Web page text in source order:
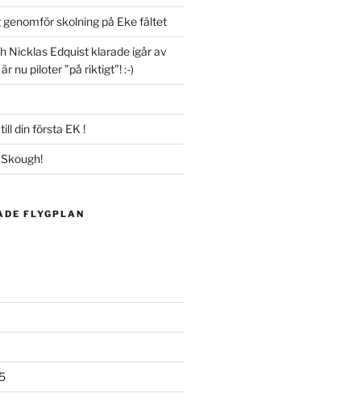
genomför skolning på Eke fältet
Nicklas Edquist klarade igår av
nu piloter ”på riktigt”! :-)
din första EK !
FLYGPLAN